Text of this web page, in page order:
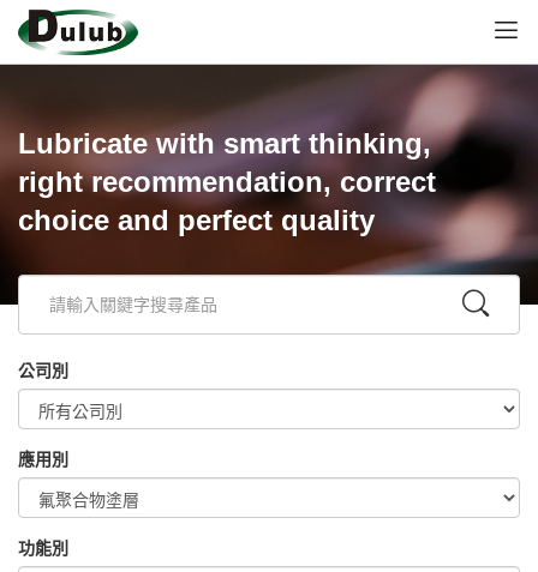
Lubricate with smart thinking,
right recommendation, correct
choice and perfect quality
公司別
應用別
功能別